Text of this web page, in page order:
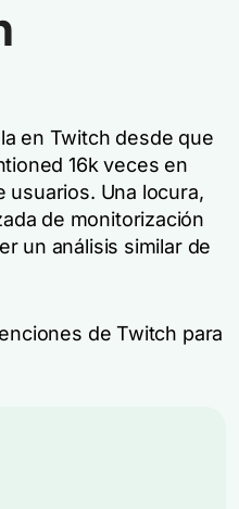
en Twitch desde que
16k veces en
usuarios. Una locura,
de monitorización
un análisis similar de
de Twitch para